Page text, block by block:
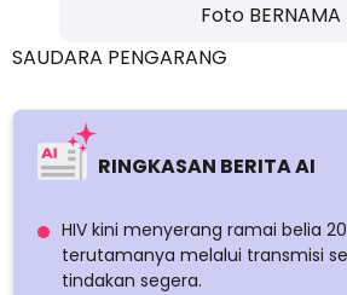
Foto BERNAMA
SAUDARA PENGARANG
RINGKASAN BERITA AI
HIV kini menyerang ramai belia
terutamanya melalui transmisi
tindakan segera.